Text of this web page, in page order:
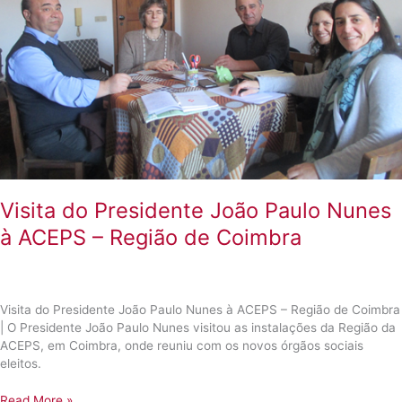
Visita do Presidente João Paulo Nunes
à ACEPS – Região de Coimbra
Visita do Presidente João Paulo Nunes à ACEPS – Região de Coimbra
| O Presidente João Paulo Nunes visitou as instalações da Região da
ACEPS, em Coimbra, onde reuniu com os novos órgãos sociais
eleitos.
Visita